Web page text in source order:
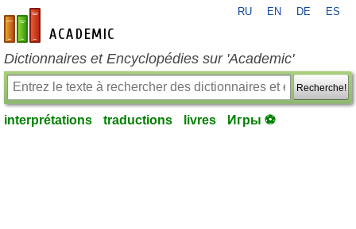
fr-academic.com
RU EN DE ES
Dictionnaires et Encyclopédies sur 'Academic'
Recherche!
interprétations traductions livres Игры ⚽